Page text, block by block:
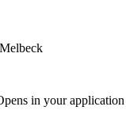
in your application